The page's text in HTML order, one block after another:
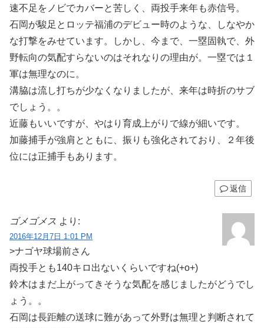
速不足をノビでカバーと苦しく、両投手来年も赤信号。
石岡が駿足とロッテ福浦のデビュー時のような、しなやか
な打撃をみせています。しかし、今まで、一塁固執で、外
野転向の気配すらないのはそれなりの理由が。一塁では１
軍は無理なのに。
溝脇は流し打ちが少なくなりましたが、来年は時折のサブ
でしょう。。
近藤もいいですが、やはり育成上がりで線が細いです。
加藤捕手が強肩とともに、振りも強化されており、２年後
位には正捕手もあります。
返信
ゴメゴメス より:
2016年12月7日 1:01 PM
>ナゴヤ球場前さん
両投手とも140キロ出ないくらいですね(+o+)
鈴木はまだ上がってきそうな気配を感じましたがどうでし
ょう。。
石岡は長距離の送球に難があって外野は無理と判断されて